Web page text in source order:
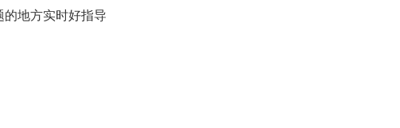
地方实时好指导